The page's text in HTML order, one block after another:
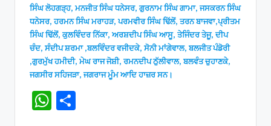
ਸਿੰਘ ਲੋਹਗੜ੍ਹ, ਮਨਜੀਤ ਸਿੰਘ ਧਨੇਸਰ, ਗੁਰਨਾਮ ਸਿੰਘ ਗਾਮਾ, ਜਸਕਰਨ ਸਿੰਘ
ਧਨੇਸਰ, ਹਰਮਨ ਸਿੰਘ ਮਰਾਹੜ, ਪਰਮਵੀਰ ਸਿੰਘ ਢਿੱਲੋਂ, ਤਰਨ ਬਾਜਵਾ,ਪ੍ਰੀਤਮ
ਸਿੰਘ ਢਿੱਲੋਂ, ਕੁਲਵਿੰਦਰ ਨਿੱਕਾ, ਅਰਸ਼ਦੀਪ ਸਿੰਘ ਆਸੂ, ਤੇਜਿੰਦਰ ਤੇਜੂ, ਦੀਪ
ਚੰਦ, ਸੰਦੀਪ ਸ਼ਰਮਾ ,ਬਲਵਿੰਦਰ ਵਜੀਦਕੇ, ਸੋਨੀ ਮਾਂਗੇਵਾਲ, ਬਲਜੀਤ ਪੰਡੋਰੀ
,ਗੁਰਮੁੱਖ ਹਮੀਦੀ, ਮੇਘ ਰਾਜ ਜੋਸ਼ੀ, ਰਮਨਦੀਪ ਠੁੱਲੀਵਾਲ, ਬਲਵੰਤ ਚੁਹਾਣਕੇ,
ਜਗਸੀਰ ਸਹਿਜੜਾ, ਜਗਰਾਜ ਮੂੰਮ ਆਦਿ ਹਾਜ਼ਰ ਸਨ।
W